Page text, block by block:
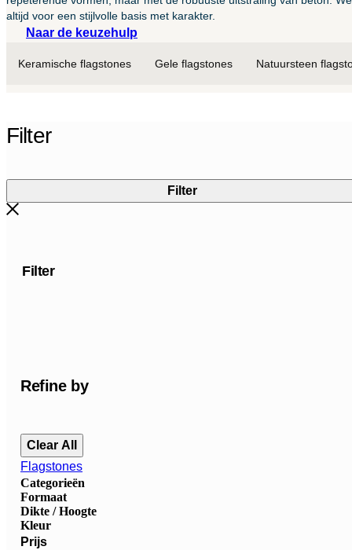
altijd voor een stijlvolle basis met karakter.
Naar de keuzehulp
Keramische flagstones Gele flagstones Natuursteen
Filter
Filter
Filter
Refine by
Clear All
Flagstones
Categorieën
Formaat
Dikte / Hoogte
Kleur
Prijs